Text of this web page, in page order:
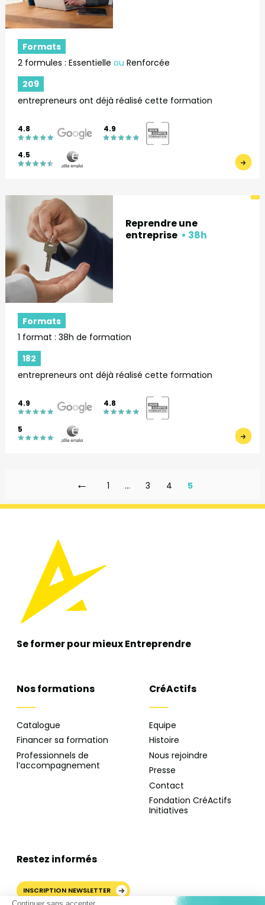
Formats
2 formules : Essentielleou Renforcée
209
entrepreneurs ont déjà réalisé cette formation
4.8 4.9
4.5
Reprendre une
entreprise
Formats
1 format : 38h de formation
182
entrepreneurs ont déjà réalisé cette formation
4.9 4.8
5
← 1 … 3 4 5
Se former pour mieuxEntreprendre
Nos formations
Catalogue
Financer sa formation
Professionnels de
l’accompagnement
CréActifs
Equipe
Histoire
Nous rejoindre
Presse
Contact
Fondation CréActifs
Initiatives
Restez informés
INSCRIPTION NEWSLETTER